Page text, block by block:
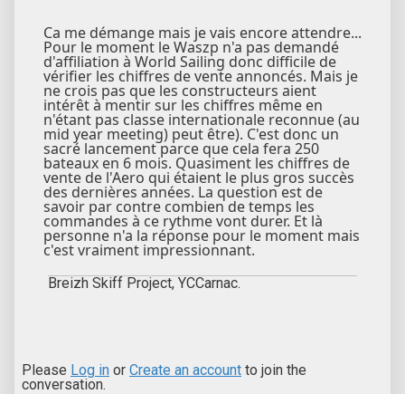
Ca me démange mais je vais encore attendre...
Pour le moment le Waszp n'a pas demandé
d'affiliation à World Sailing donc difficile de
vérifier les chiffres de vente annoncés. Mais je
ne crois pas que les constructeurs aient
intérêt à mentir sur les chiffres même en
n'étant pas classe internationale reconnue (au
mid year meeting) peut être). C'est donc un
sacré lancement parce que cela fera 250
bateaux en 6 mois. Quasiment les chiffres de
vente de l'Aero qui étaient le plus gros succès
des dernières années. La question est de
savoir par contre combien de temps les
commandes à ce rythme vont durer. Et là
personne n'a la réponse pour le moment mais
c'est vraiment impressionnant.
Breizh Skiff Project, YCCarnac.
Please Log in or Create an account to join the
conversation.